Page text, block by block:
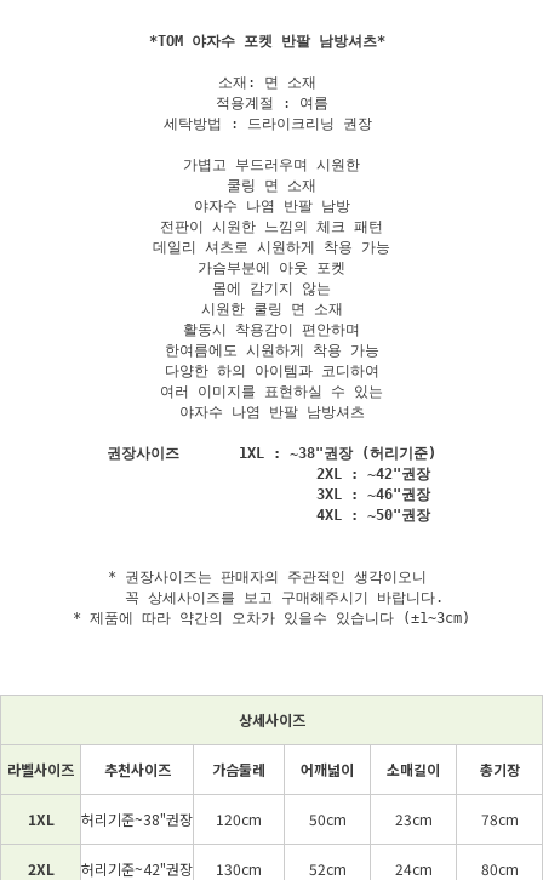
*TOM 야자수 포켓 반팔 남방셔츠
소재: 면 소재
적용계절 : 여름
세탁방법 : 드라이크리닝 권장
가볍고 부드러우며 시원한
쿨링 면 소재
야자수 나염 반팔 남방
전판이 시원한 느낌의 체크 패턴
데일리 셔츠로 시원하게 착용 가능
가슴부분에 아웃 포켓
몸에 감기지 않는
시원한 쿨링 면 소재
활동시 착용감이 편안하며
한여름에도 시원하게 착용 가능
다양한 하의 아이템과 코디하여
여러 이미지를 표현하실 수 있는
야자수 나염 반팔 남방셔츠
권장사이즈       1XL : ~38"권장 (허리기준)
* 권장사이즈는 판매자의 주관적인 생각이오니
* 제품에 따라 약간의 오차가 있을수 있습니다 (±1~3cm)
상세사이즈
라벨사이즈 추천사이즈 가슴둘레 어깨넓이 소매길이 총기장
1XL 허리기준~38"권장 120cm 50cm 23cm 78cm
2XL 허리기준~42"권장 130cm 52cm 24cm 80cm